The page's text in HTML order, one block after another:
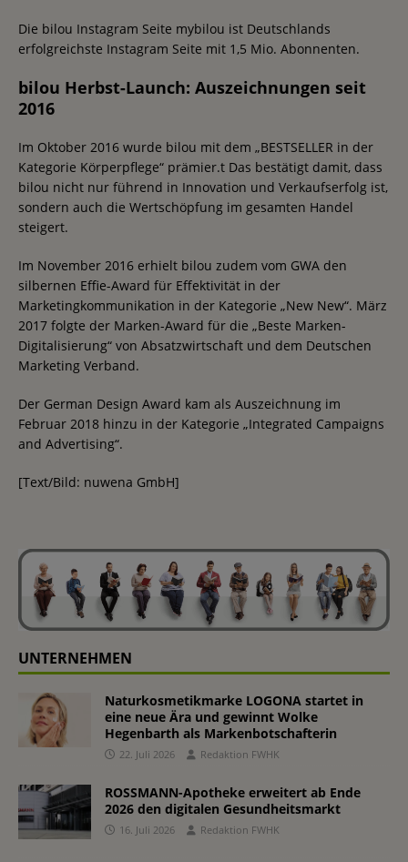
Die bilou Instagram Seite mybilou ist Deutschlands
erfolgreichste Instagram Seite mit 1,5 Mio. Abonnenten.
bilou Herbst-Launch: Auszeichnungen seit
2016
Im Oktober 2016 wurde bilou mit dem „BESTSELLER in der
Kategorie Körperpflege“ prämier.t Das bestätigt damit, dass
bilou nicht nur führend in Innovation und Verkaufserfolg ist,
sondern auch die Wertschöpfung im gesamten Handel
steigert.
Im November 2016 erhielt bilou zudem vom GWA den
silbernen Effie-Award für Effektivität in der
Marketingkommunikation in der Kategorie „New New“. März
2017 folgte der Marken-Award für die „Beste Marken-
Digitalisierung“ von Absatzwirtschaft und dem Deutschen
Marketing Verband.
Der German Design Award kam als Auszeichnung im
Februar 2018 hinzu in der Kategorie „Integrated Campaigns
and Advertising“.
[Text/Bild: nuwena GmbH]
UNTERNEHMEN
Naturkosmetikmarke LOGONA startet in
eine neue Ära und gewinnt Wolke
Hegenbarth als Markenbotschafterin
22. Juli 2026 Redaktion FWHK
ROSSMANN-Apotheke erweitert ab Ende
2026 den digitalen Gesundheitsmarkt
16. Juli 2026 Redaktion FWHK